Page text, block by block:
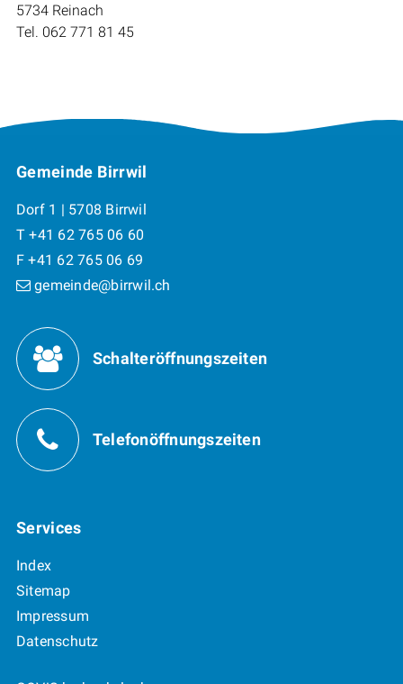
5734 Reinach
Tel. 062 771 81 45
Footer
Gemeinde Birrwil
Dorf 1 | 5708 Birrwil
T +41 62 765 06 60
F +41 62 765 06 69
gemeinde@birrwil.ch
Öffnungszeiten
Schalteröffnungszeiten
Telefonöffnungszeiten
Services
Index
Sitemap
Impressum
Datenschutz